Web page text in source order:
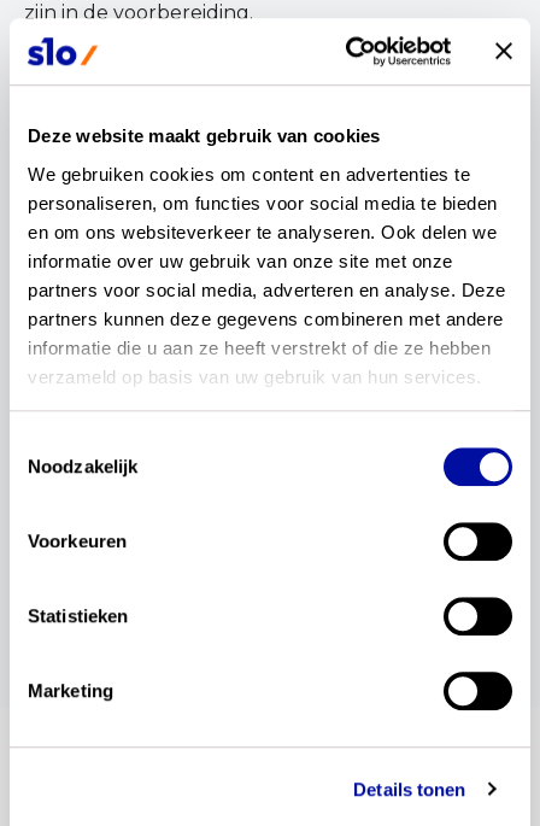
Deze website maakt gebruik van cookies
We gebruiken cookies om content en advertenties te
personaliseren, om functies voor social media te bieden
en om ons websiteverkeer te analyseren. Ook delen we
informatie over uw gebruik van onze site met onze
partners voor social media, adverteren en analyse. Deze
partners kunnen deze gegevens combineren met andere
informatie die u aan ze heeft verstrekt of die ze hebben
verzameld op basis van uw gebruik van hun services.
Noodzakelijk
Voorkeuren
Statistieken
Marketing
Details tonen
zijn in de voorbereiding.
Meer weten?
actualiseren we, in verschillende fasen, de
examenprogramma’s van alle vakken, voor alle
relevante schoolsoorten en leerwegen. Meer
weten over de tijdlijn per vak? Bekijk dan ook deze
nieuwsupdate.
Wil je op de hoogte blijven? Meld je onderaan
deze pagina aan voor de automatische updates
voor jouw vak, zodat je als eerste op de hoogte
bent van het laatste nieuws.
wil je dit delen?